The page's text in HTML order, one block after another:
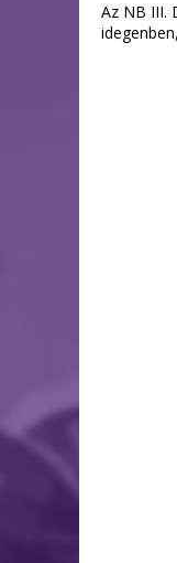
Az NB III.